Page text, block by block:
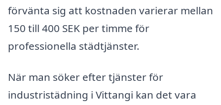
förvänta sig att kostnaden varierar mellan
150 till 400 SEK per timme för
professionella städtjänster.
När man söker efter tjänster för
industristädning i Vittangi kan det vara